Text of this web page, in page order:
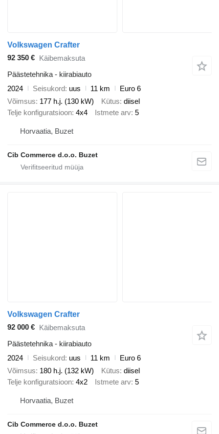
Volkswagen Crafter
92 350 € Käibemaksuta
Päästetehnika - kiirabiauto
2024
Seisukord uus 11 km
Euro 6
Võimsus 177 h.j. (130 kW) Kütus diisel
Telje konfiguratsioon 4x4 Istmete arv 5
Horvaatia, Buzet
Cib Commerce d.o.o. Buzet
Volkswagen Crafter
92 000 € Käibemaksuta
Päästetehnika - kiirabiauto
2024
Seisukord uus 11 km
Euro 6
Võimsus 180 h.j. (132 kW) Kütus diisel
Telje konfiguratsioon 4x2 Istmete arv 5
Horvaatia, Buzet
Cib Commerce d.o.o. Buzet